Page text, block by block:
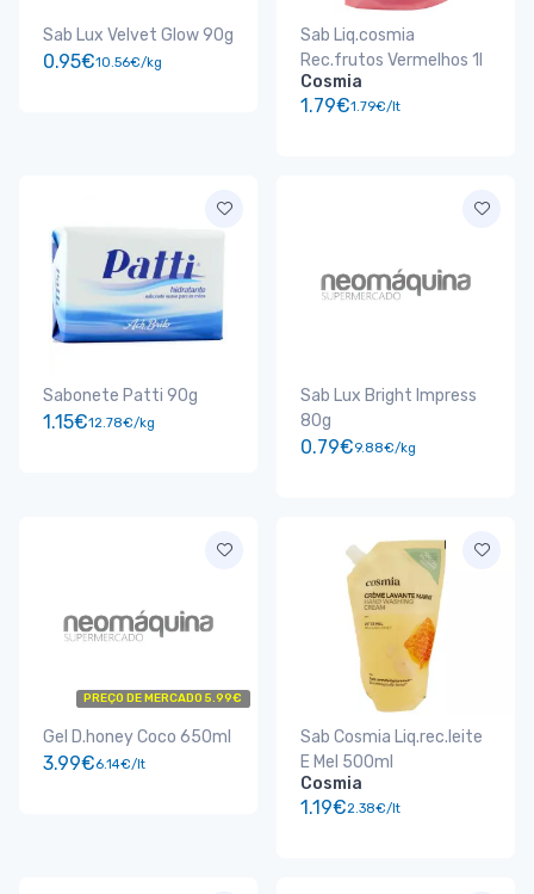
Sab Lux Velvet Glow 90g
0.95€10.56€/kg
Sab Liq.cosmia
Rec.frutos Vermelhos 1l
Cosmia
1.79€1.79€/lt
Sabonete Patti 90g
1.15€12.78€/kg
Sab Lux Bright Impress
80g
0.79€9.88€/kg
PREÇO DE MERCADO 5.99€
Gel D.honey Coco 650ml
3.99€6.14€/lt
Sab Cosmia Liq.rec.leite
E Mel 500ml
Cosmia
1.19€2.38€/lt